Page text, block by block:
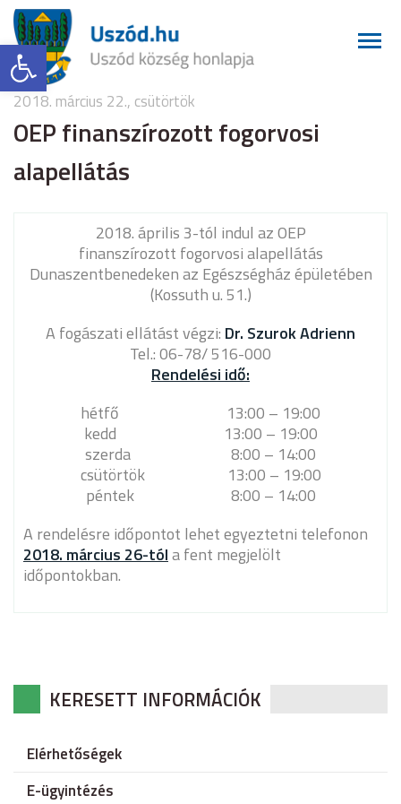
Eszköztár megnyitása
2018. március 22., csütörtök
OEP finanszírozott fogorvosi
alapellátás
2018. április 3-tól indul az OEP
finanszírozott fogorvosi alapellátás
Dunaszentbenedeken az Egészségház épületében
(Kossuth u. 51.)
A fogászati ellátást végzi: Dr. Szurok Adrienn
Tel.: 06-78/ 516-000
Rendelési idő:
hétfő 13:00 – 19:00
kedd 13:00 – 19:00
szerda 8:00 – 14:00
csütörtök 13:00 – 19:00
péntek 8:00 – 14:00
A rendelésre időpontot lehet egyeztetni telefonon
2018. március 26-tóla fent megjelölt
időpontokban.
KERESETT INFORMÁCIÓK
Elérhetőségek
E-ügyintézés